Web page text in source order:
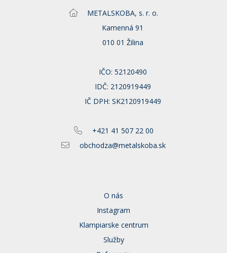
METALSKOBA, s. r. o.
Kamenná 91
010 01 Žilina
IČO: 52120490
IDČ: 2120919449
IČ DPH: SK2120919449
+421 41 507 22 00
obchodza@metalskoba.sk
O nás
Instagram
Klampiarske centrum
Služby